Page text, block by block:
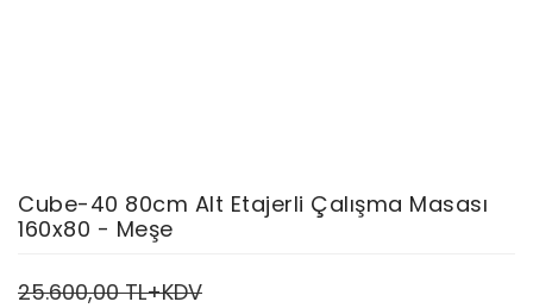
Cube-40 80cm Alt Etajerli Çalışma Masası
160x80 - Meşe
25.600,00 TL+KDV